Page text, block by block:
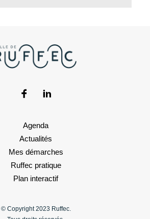
Agenda
Actualités
Mes démarches
Ruffec pratique
Plan interactif
© Copyright 2023 Ruffec.